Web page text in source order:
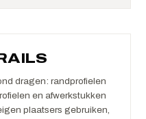
dragen: randprofielen
en afwerkstukken
plaatsers gebruiken,